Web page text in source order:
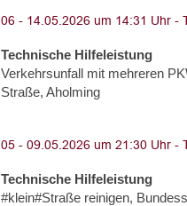
Technische Hilfeleistung
Verkehrsunfall mit mehreren
Straße, Aholming
Technische Hilfeleistung
#klein#Straße reinigen,